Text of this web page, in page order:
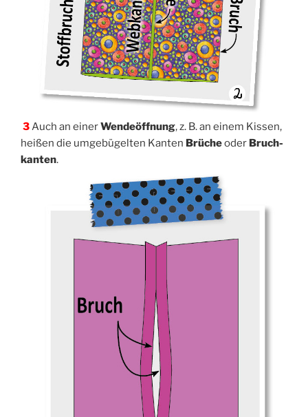
3Auch an einerWen­de­öff­nung, z. B. an einem Kis­sen,
hei­ßen die umge­bü­gel­ten Kan­ten Brü­cheoder Bruch­
kan­ten.